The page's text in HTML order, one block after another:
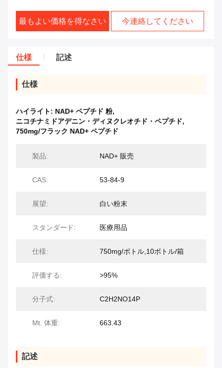
最もよい価格を得なさい 今連絡してください
仕様 記述
仕様
ハイライト: NAD+ ペプチド 粉,
ニコチナミドアデニン・ディヌクレオチド・ペプチド,
750mg/フラック NAD+ ペプチド
製品: NAD+ 販売
CAS: 53-84-9
展望: 白い粉末
スタンダード: 医療用品
仕様: 750mg/ボトル,10ボトル/箱
評価する: >95%
分子式: C2H2NO14P
Mt. 体重: 663.43
記述